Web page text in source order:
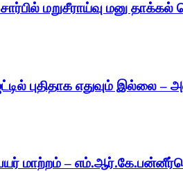
சார்பில் மறுசீராய்வு மனு
புதிதாக எதுவும் இல்லை –
மாற்றம் –